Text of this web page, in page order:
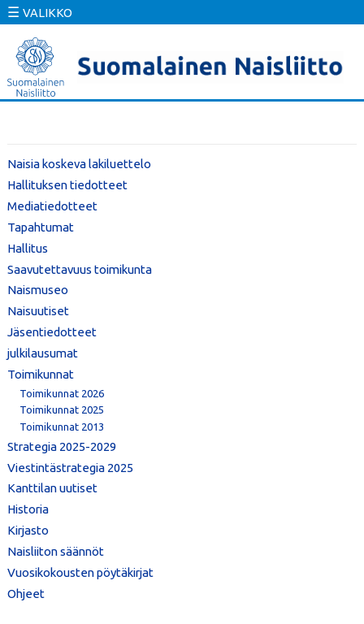
☰ VALIKKO
Naisia koskeva lakiluettelo
Hallituksen tiedotteet
Mediatiedotteet
Tapahtumat
Hallitus
Saavutettavuus toimikunta
Naismuseo
Naisuutiset
Jäsentiedotteet
julkilausumat
Toimikunnat
Toimikunnat 2026
Toimikunnat 2025
Toimikunnat 2013
Strategia 2025-2029
Viestintästrategia 2025
Kanttilan uutiset
Historia
Kirjasto
Naisliiton säännöt
Vuosikokousten pöytäkirjat
Ohjeet